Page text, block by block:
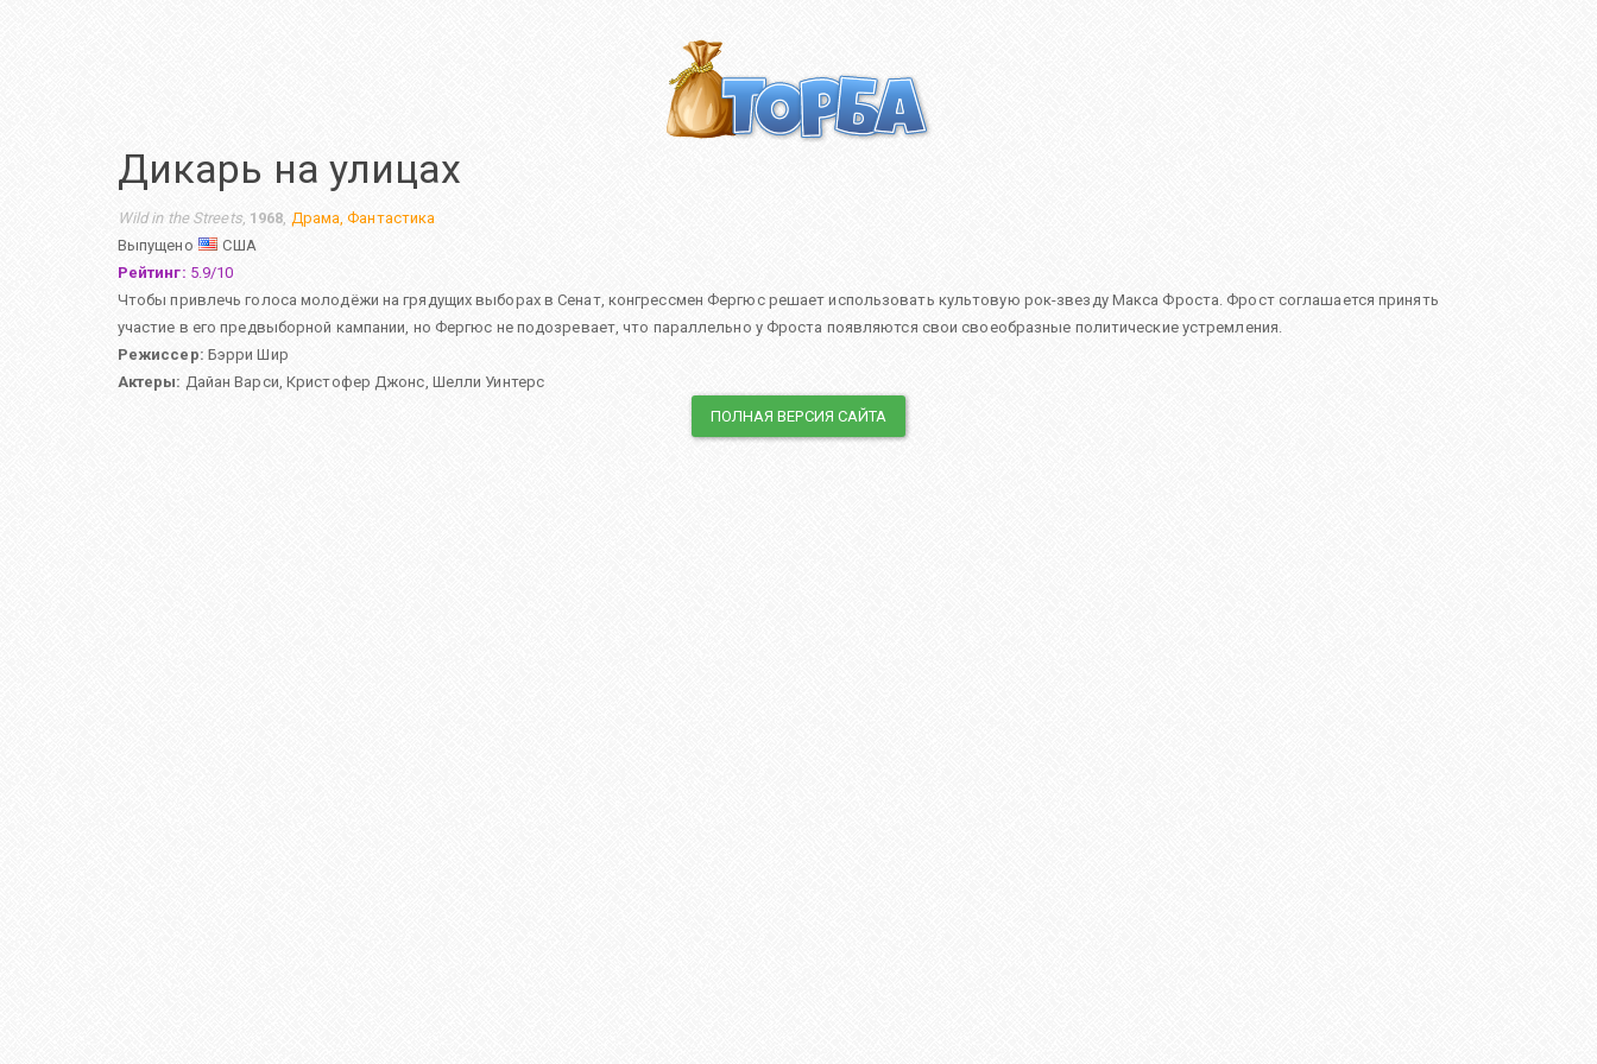
Дикарь на улицах
Wild in the Streets, 1968, Драма,Фантастика
Выпущено
США
Рейтинг: 5.9/10
Чтобы привлечь голоса молодёжи на грядущих выборах в Сенат, конгрессмен Фергюс решает использовать культовую рок-звезду Макса Фроста. Фрост соглашается принять
участие в его предвыборной кампании, но Фергюс не подозревает, что параллельно у Фроста появляются свои своеобразные политические устремления.
Режиссер: Бэрри Шир
Актеры: Дайан Варси, Кристофер Джонс, Шелли Уинтерс
ПОЛНАЯ ВЕРСИЯ САЙТА